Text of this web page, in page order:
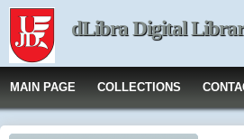
dLibra Digital
MAIN PAGE COLLECTIONS